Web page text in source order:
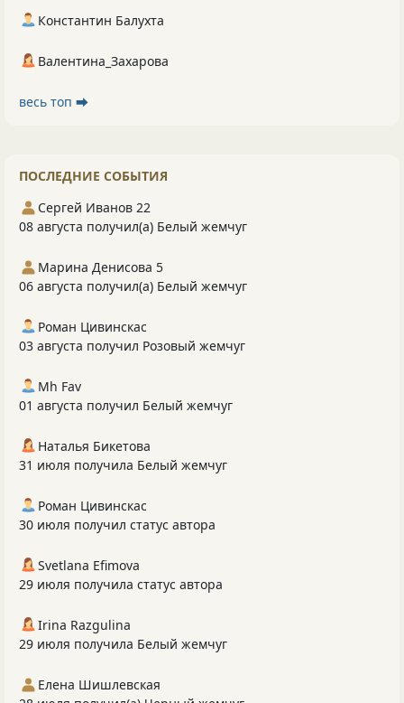
Константин Балухта
Валентина_Захарова
весь топ ⮕
ПОСЛЕДНИЕ СОБЫТИЯ
Сергей Иванов 22
08 августа получил(а) Белый жемчуг
Марина Денисова 5
06 августа получил(а) Белый жемчуг
Роман Цивинскас
03 августа получил Розовый жемчуг
Mh Fav
01 августа получил Белый жемчуг
Наталья Бикетова
31 июля получила Белый жемчуг
Роман Цивинскас
30 июля получил статус автора
Svetlana Efimova
29 июля получила статус автора
Irina Razgulina
29 июля получила Белый жемчуг
Елена Шишлевская